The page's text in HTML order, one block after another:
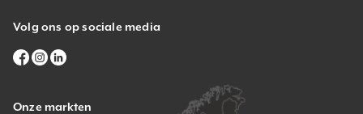
Volg ons op sociale media
Onze markten